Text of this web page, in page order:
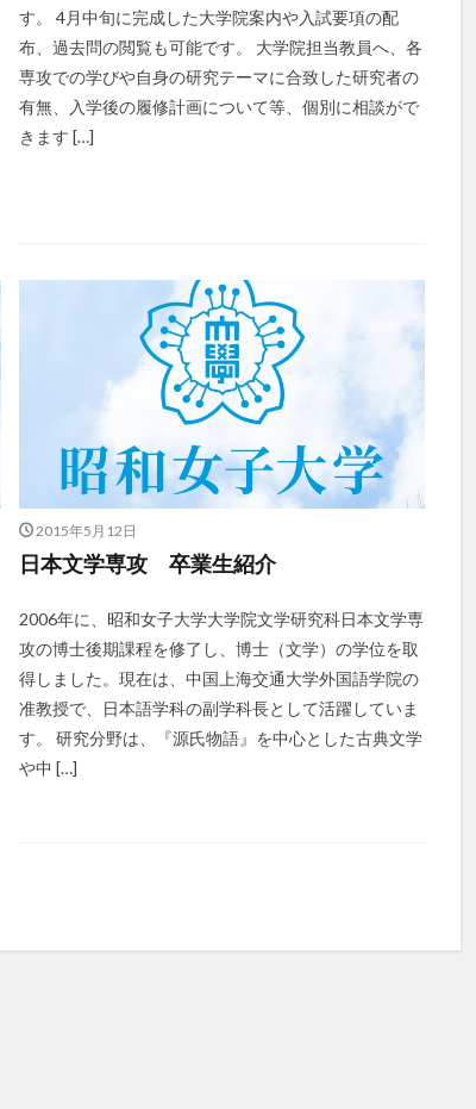
す。 4月中旬に完成した大学院案内や入試要項の配
布、過去問の閲覧も可能です。 大学院担当教員へ、各
専攻での学びや自身の研究テーマに合致した研究者の
有無、入学後の履修計画について等、個別に相談がで
きます […]
2015年5月12日
日本文学専攻 卒業生紹介
2006年に、昭和女子大学大学院文学研究科日本文学専
攻の博士後期課程を修了し、博士（文学）の学位を取
得しました。現在は、中国上海交通大学外国語学院の
准教授で、日本語学科の副学科長として活躍していま
す。 研究分野は、『源氏物語』を中心とした古典文学
や中 […]